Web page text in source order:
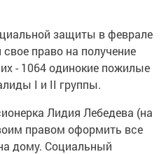
защиты в феврале
право на получение
- 1064 одинокие пожилые
I и II группы.
Лидия Лебедева (на
правом оформить все
дому. Социальный